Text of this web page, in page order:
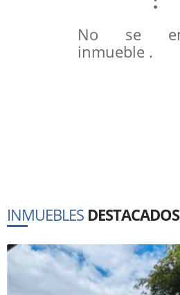
No se
inmueble .
INMUEBLES DESTACADOS